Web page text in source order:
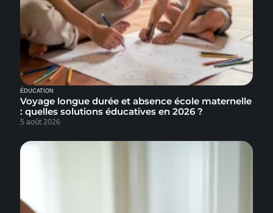
ÉDUCATION
Voyage longue durée et absence école maternelle
: quelles solutions éducatives en 2026 ?
5 août 2026